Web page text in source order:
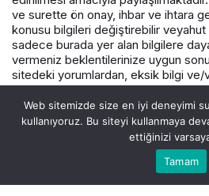
ve surette ön onay, ihbar ve ihtara
konusu bilgileri değiştirebilir veyahut
sadece burada yer alan bilgilere
vermeniz beklentilerinize uygun
sitedeki yorumlardan, eksik bilgi ve/
konularda ortaya çıkabilecek
çalışanlarının herhangi bir
© Telif Hakkı 2026, Tüm Hakları
Web sitemizde size en iyi deneyimi
kullanıyoruz. Bu siteyi kullanmaya
ettiğinizi
Tamam